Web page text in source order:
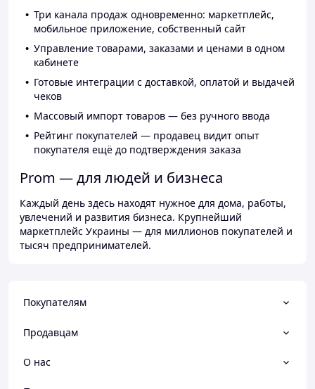
Три канала продаж одновременно: маркетплейс,
мобильное приложение, собственный сайт
Управление товарами, заказами и ценами в одном
кабинете
Готовые интеграции с доставкой, оплатой и выдачей
чеков
Массовый импорт товаров — без ручного ввода
Рейтинг покупателей — продавец видит опыт
покупателя ещё до подтверждения заказа
Prom — для людей и бизнеса
Каждый день здесь находят нужное для дома, работы,
увлечений и развития бизнеса. Крупнейший
маркетплейс Украины — для миллионов покупателей и
тысяч предпринимателей.
Покупателям
Продавцам
О нас